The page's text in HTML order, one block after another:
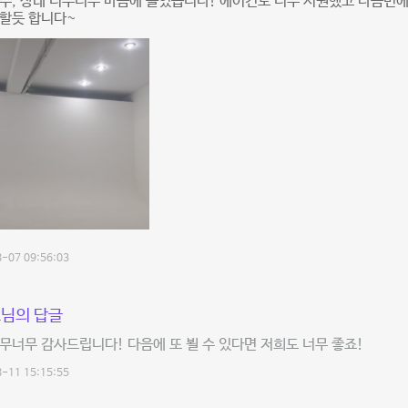
듯 합니다~
07 09:56:03
의 답글
너무 감사드립니다! 다음에 또 뵐 수 있다면 저희도 너무 좋죠!
11 15:15:55